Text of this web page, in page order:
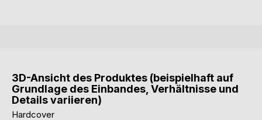
3D-Ansicht des Produktes (beispielhaft auf
Grundlage des Einbandes, Verhältnisse und
Details variieren)
Hardcover